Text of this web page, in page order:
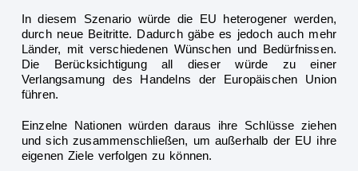
In diesem Szenario würde die EU heterogener werden,
durch neue Beitritte. Dadurch gäbe es jedoch auch mehr
Länder, mit verschiedenen Wünschen und Bedürfnissen.
Die Berücksichtigung all dieser würde zu einer
Verlangsamung des Handelns der Europäischen Union
führen.
Einzelne Nationen würden daraus ihre Schlüsse ziehen
und sich zusammenschließen, um außerhalb der EU ihre
eigenen Ziele verfolgen zu können.